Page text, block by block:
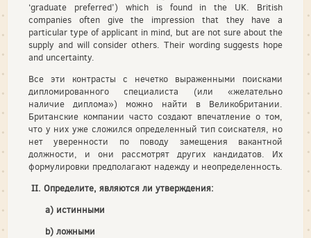
‘graduate preferred’) which is found in the UK. British
companies often give the impression that they have a
particular type of applicant in mind, but are not sure about the
supply and will consider others. Their wording suggests hope
and uncertainty.
Все эти контрасты с нечетко выраженными поисками
дипломированного специалиста (или «желательно
наличие диплома») можно найти в Великобритании.
Британские компании часто создают впечатление о том,
что у них уже сложился определенный тип соискателя, но
нет уверенности по поводу замещения вакантной
должности, и они рассмотрят других кандидатов. Их
формулировки предполагают надежду и неопределенность.
II. Определите, являются ли утверждения:
а) истинными
b) ложными